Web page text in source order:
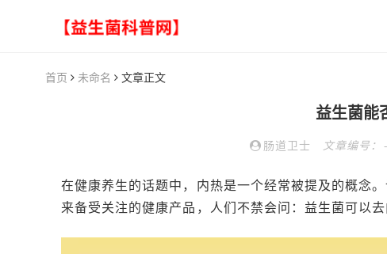
首页 未命名 文章正文
益生菌能
肠道卫士 文章编号：
在健康养生的话题中，内热是一个经常被提及的概念
来备受关注的健康产品，人们不禁会问：益生菌可以去